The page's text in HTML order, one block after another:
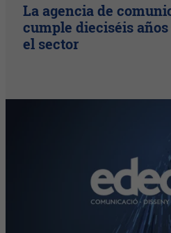
La agencia de
cumple dieciséis
el sector